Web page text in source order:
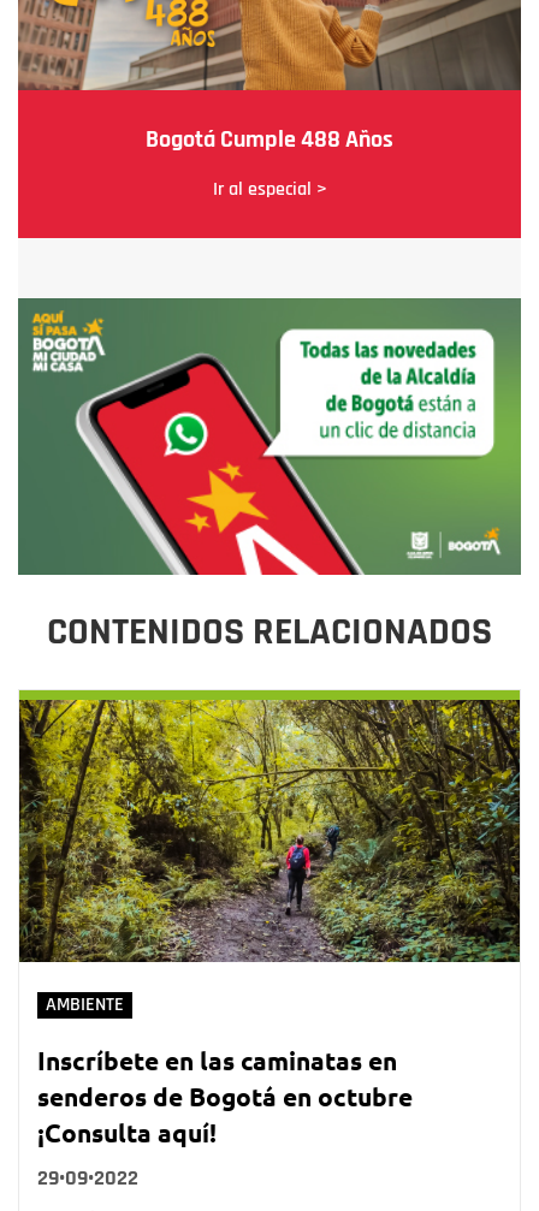
Bogotá Cumple 488 Años
Ir al especial >
CONTENIDOS RELACIONADOS
AMBIENTE
Inscríbete en las caminatas en
senderos de Bogotá en octubre
¡Consulta aquí!
29•09•2022